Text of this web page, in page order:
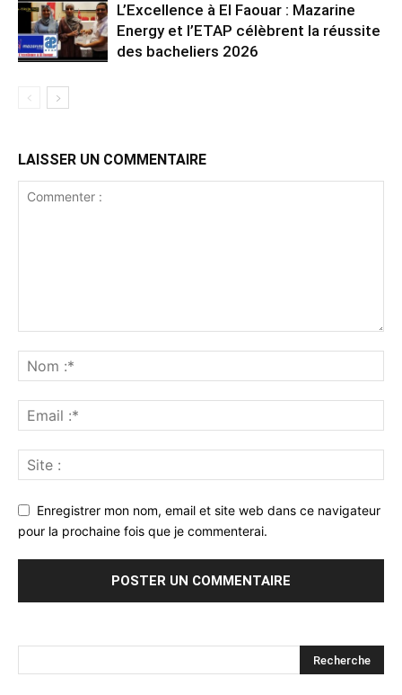
L’Excellence à El Faouar : Mazarine
Energy et l’ETAP célèbrent la réussite
des bacheliers 2026
LAISSER UN COMMENTAIRE
Enregistrer mon nom, email et site web dans ce navigateur
pour la prochaine fois que je commenterai.